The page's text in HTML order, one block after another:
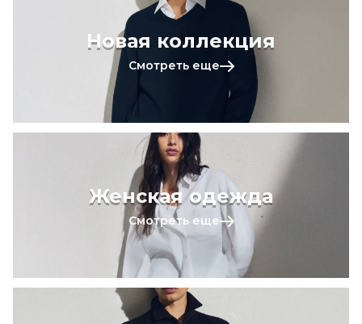
Новая коллекция
Смотреть еще
Женская одежда
Смотреть еще